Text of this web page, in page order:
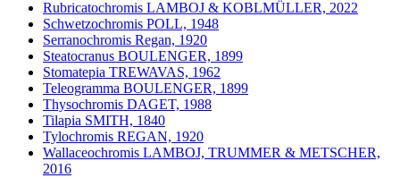
Rubricatochromis LAMBOJ & KOBLMÜLLER, 2022
Schwetzochromis POLL, 1948
Serranochromis Regan, 1920
Steatocranus BOULENGER, 1899
Stomatepia TREWAVAS, 1962
Teleogramma BOULENGER, 1899
Thysochromis DAGET, 1988
Tilapia SMITH, 1840
Tylochromis REGAN, 1920
Wallaceochromis LAMBOJ, TRUMMER & METSCHER,
2016